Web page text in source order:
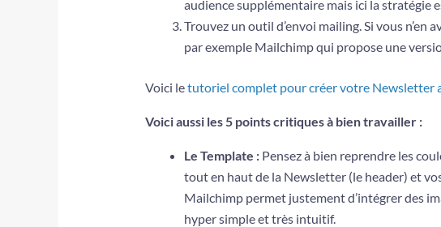
audience supplémentaire mais ici la stratégie
Trouvez un outil d’envoi mailing. Si vous n’en
par exemple Mailchimp qui propose une
Voici letutoriel complet pour créer votre Newsletter
Voici aussi les 5 points critiques à bien travailler :
Le Template :Pensez à bien reprendre les
tout en haut de la Newsletter (le header) et
Mailchimp permet justement d’intégrer des
hyper simple et très intuitif.